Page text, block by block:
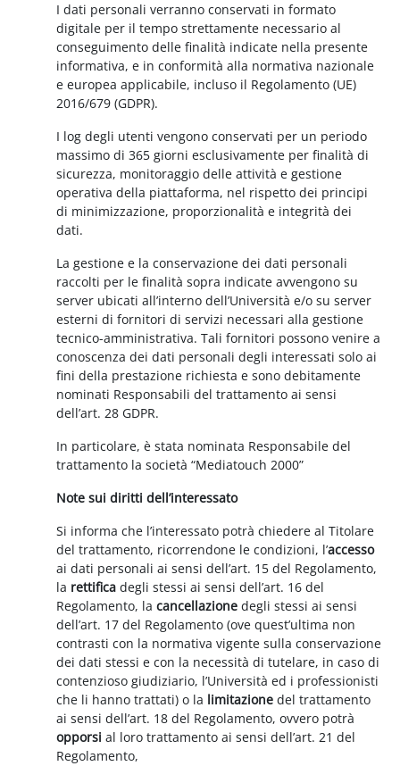
I dati personali verranno conservati in formato
digitale per il tempo strettamente necessario al
conseguimento delle finalità indicate nella presente
informativa, e in conformità alla normativa nazionale
e europea applicabile, incluso il Regolamento (UE)
2016/679 (GDPR).
I log degli utenti vengono conservati per un periodo
massimo di 365 giorni esclusivamente per finalità di
sicurezza, monitoraggio delle attività e gestione
operativa della piattaforma, nel rispetto dei principi
di minimizzazione, proporzionalità e integrità dei
dati.
La gestione e la conservazione dei dati personali
raccolti per le finalità sopra indicate avvengono su
server ubicati all’interno dell’Università e/o su server
esterni di fornitori di servizi necessari alla gestione
tecnico-amministrativa. Tali fornitori possono venire a
conoscenza dei dati personali degli interessati solo ai
fini della prestazione richiesta e sono debitamente
nominati Responsabili del trattamento ai sensi
dell’art. 28 GDPR.
In particolare, è stata nominata Responsabile del
trattamento la società “Mediatouch 2000”
Note sui diritti dell’interessato
Si informa che l’interessato potrà chiedere al Titolare
del trattamento, ricorrendone le condizioni, l’accesso
ai dati personali ai sensi dell’art. 15 del Regolamento,
la rettificadegli stessi ai sensi dell’art. 16 del
Regolamento, lacancellazione degli stessi ai sensi
dell’art. 17 del Regolamento (ove quest’ultima non
contrasti con la normativa vigente sulla conservazione
dei dati stessi e con la necessità di tutelare, in caso di
contenzioso giudiziario, l’Università ed i professionisti
che li hanno trattati) o la limitazione del trattamento
ai sensi dell’art. 18 del Regolamento, ovvero potrà
opporsi al loro trattamento ai sensi dell’art. 21 del
Regolamento,